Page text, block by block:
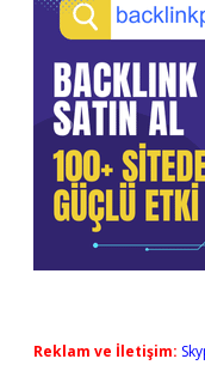
Reklam ve İletişim: